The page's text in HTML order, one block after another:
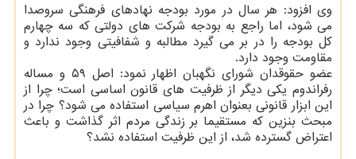
وی افزود: هر سال در مورد بودجه نهادهای فرهنگی سروصدا
می شود، اما راجع به بودجه شركت های دولتی كه سه چهارم
كل بودجه را در بر می گیرد مطالبه و شفافیتی وجود ندارد و
مقاومت وجود دارد.
عضو حقوقدان شورای نگهبان اظهار نمود: اصل ۵۹ و مساله
رفراندوم یكی دیگر از ظرفیت های قانون اساسی است؛ چرا از
این ابزار قانونی بعنوان اهرم سیاسی استفاده می شود؟ چرا در
مبحث بنزین كه مستقیما بر زندگی مردم اثر گذاشت و باعث
اعتراض گسترده شد، از این ظرفیت استفاده نشد؟